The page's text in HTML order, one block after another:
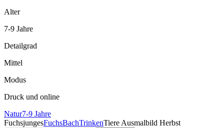
Alter
7-9 Jahre
Detailgrad
Mittel
Modus
Druck und online
Natur7-9 Jahre
FuchsjungesFuchsBachTrinkenTiere Ausmalbild Herbst